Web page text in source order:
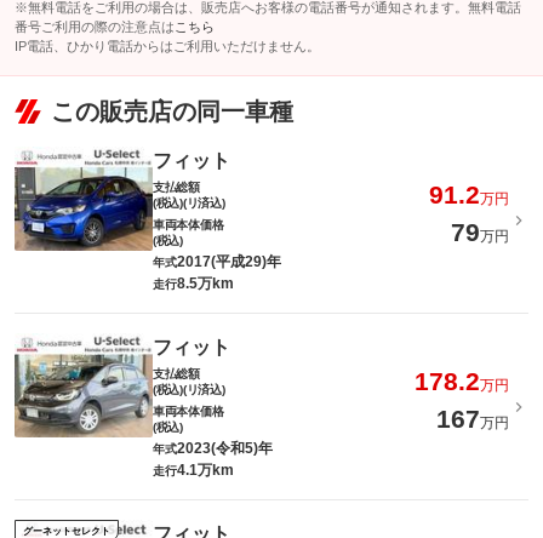
※無料電話をご利用の場合は、販売店へお客様の電話番号が通知されます。無料電話
番号ご利用の際の注意点は こちら
IP電話、ひかり電話からはご利用いただけません。
この販売店の同一車種
フィット
支払総額
(税込)(リ済込)
91.2万円
車両本体価格
(税込)
79万円
年式2017(平成29)年
走行8.5万km
フィット
支払総額
(税込)(リ済込)
178.2万円
車両本体価格
(税込)
167万円
年式2023(令和5)年
走行4.1万km
グーネットセレクト フィット